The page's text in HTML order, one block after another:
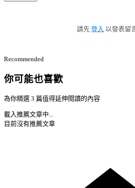
請先 登入 以發表留
Recommended
你可能也喜歡
為你精選 3 篇值得延伸閱讀的內容
載入推薦文章中...
目前沒有推薦文章